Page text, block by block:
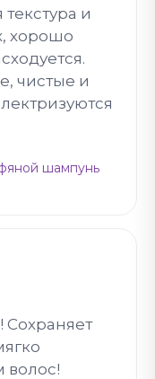
и
хорошо
чистые и
шампунь
волос!